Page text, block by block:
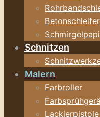
Betonschleifer
Schnitzen
Malern
Farbroller
Lackierpistole